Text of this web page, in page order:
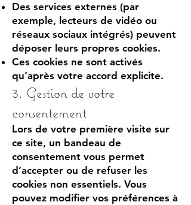
Des services externes (par
exemple, lecteurs de vidéo ou
réseaux sociaux intégrés) peuvent
déposer leurs propres cookies.
Ces cookies ne sont activés
qu’après votre accord explicite.
3. Gestion de votre
consentement
Lors de votre première visite sur
ce site, un bandeau de
consentement vous permet
d’accepter ou de refuser les
cookies non essentiels. Vous
pouvez modifier vos préférences à